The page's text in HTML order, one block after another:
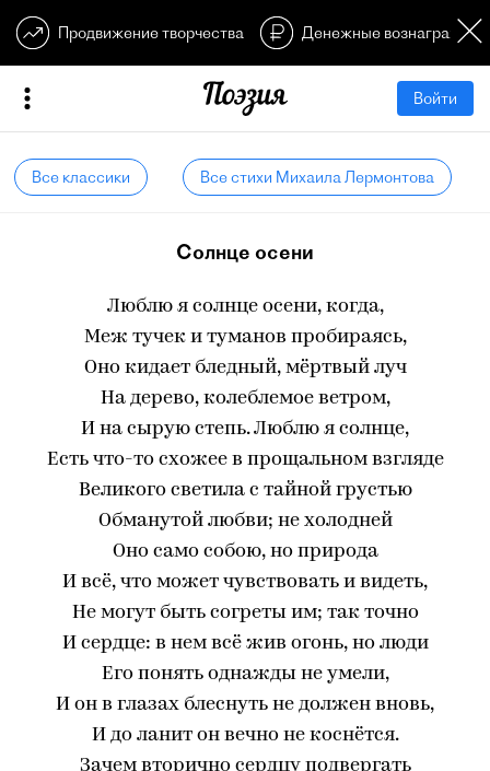
Продвижение творчества Денежные
Войти
Все классики Все стихи Михаила Лермонтова
Солнце осени
Люблю я солнце осени, когда,
Меж тучек и туманов пробираясь,
Оно кидает бледный, мёртвый луч
На дерево, колеблемое ветром,
И на сырую степь. Люблю я солнце,
Есть что-то схожее в прощальном взгляде
Великого светила с тайной грустью
Обманутой любви; не холодней
Оно само собою, но природа
И всё, что может чувствовать и видеть,
Не могут быть согреты им; так точно
И сердце: в нем всё жив огонь, но люди
Его понять однажды не умели,
И он в глазах блеснуть не должен вновь,
И до ланит он вечно не коснётся.
Зачем вторично сердцу подвергать